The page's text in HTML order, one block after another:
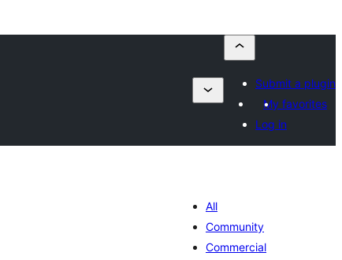
Submit a plugin
My favorites
Log in
All
Community
Commercial